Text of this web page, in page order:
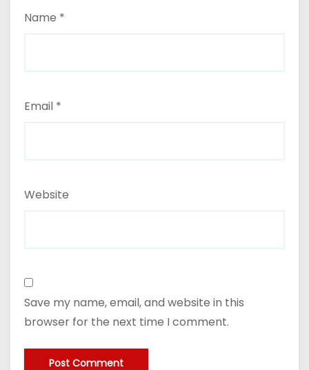
Name *
Email *
Website
Save my name, email, and website in this
browser for the next time I comment.